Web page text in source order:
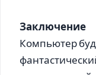
Заключение
Компьютер